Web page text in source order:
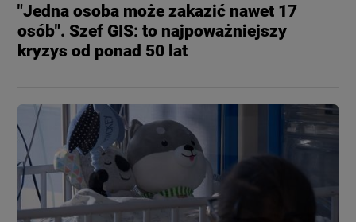
"Jedna osoba może zakazić nawet 17
osób". Szef GIS: to najpoważniejszy
kryzys od ponad 50 lat